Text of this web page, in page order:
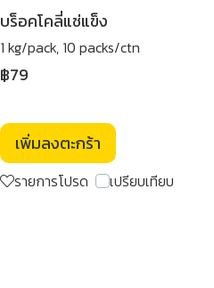
บร็อคโคลี่แช่แข็ง
1 kg/pack, 10 packs/ctn
฿79
เพิ่มลงตะกร้า
รายการโปรด เปรียบเทียบ